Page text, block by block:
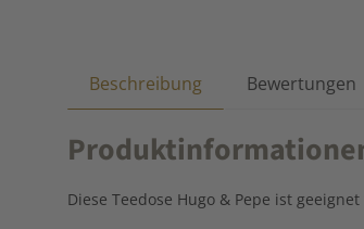
Beschreibung Bewertungen
Diese Teedose Hugo & Pepe ist